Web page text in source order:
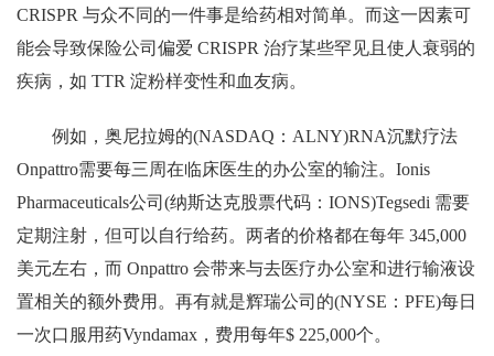
CRISPR 与众不同的一件事是给药相对简单。而这一因素可
能会导致保险公司偏爱 CRISPR 治疗某些罕见且使人衰弱的
疾病，如 TTR 淀粉样变性和血友病。
例如，奥尼拉姆的(NASDAQ：ALNY)RNA沉默疗法
Onpattro需要每三周在临床医生的办公室的输注。Ionis
Pharmaceuticals公司(纳斯达克股票代码：IONS)Tegsedi 需要
定期注射，但可以自行给药。两者的价格都在每年 345,000
美元左右，而 Onpattro 会带来与去医疗办公室和进行输液设
置相关的额外费用。再有就是辉瑞公司的(NYSE：PFE)每日
一次口服用药Vyndamax，费用每年$ 225,000个。